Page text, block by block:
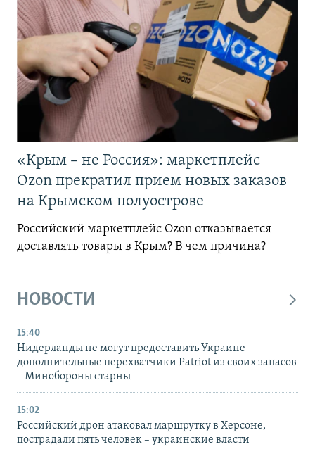
«Крым – не Россия»: маркетплейс
Ozon прекратил прием новых заказов
на Крымском полуострове
Российский маркетплейс Ozon отказывается
доставлять товары в Крым? В чем причина?
НОВОСТИ
15:40
Нидерланды не могут предоставить Украине
дополнительные перехватчики Patriot из своих запасов
– Минобороны старны
15:02
Российский дрон атаковал маршрутку в Херсоне,
пострадали пять человек – украинские власти